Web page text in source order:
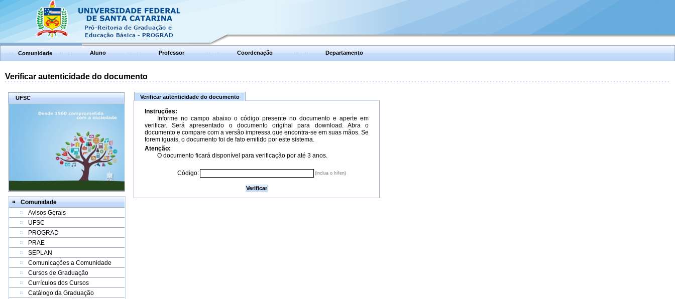
Comunidade Aluno Professor Coordenação Departamento
Verificar autenticidade do documento
UFSC
Comunidade
Avisos Gerais
UFSC
PROGRAD
PRAE
SEPLAN
Comunicações a Comunidade
Cursos de Graduação
Currículos dos Cursos
Catálogo da Graduação
Verificar autenticidade do documento
Instruções:
Informe no campo abaixo o código presente no documento e aperte em
verificar. Será apresentado o documento original para download. Abra o
documento e compare com a versão impressa que encontra-se em suas mãos. Se
forem iguais, o documento foi de fato emitido por este sistema.
Atenção:
O documento ficará disponível para verificação por até 3 anos.
Código: (inclua o hífen)